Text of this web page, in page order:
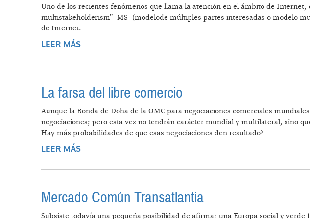
Uno de los recientes fenómenos que llama la atención en el ámbito de
multistakeholderism” -MS- (modelode múltiples partes interesadas o modelo
de Internet.
LEER MÁS
La farsa del libre comercio
Aunque la Ronda de Doha de la OMC para negociaciones comerciales
negociaciones; pero esta vez no tendrán carácter mundial y multilateral, sino
Hay más probabilidades de que esas negociaciones den resultado?
LEER MÁS
Mercado Común Transatlantia
Subsiste todavía una pequeña posibilidad de afirmar una Europa social y